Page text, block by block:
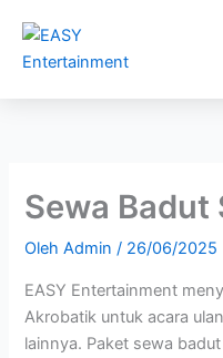
konten
Sewa
OlehAdmin/ 26/06/2025
EASY Entertainment
Akrobatik untuk acara
lainnya. Paket sewa